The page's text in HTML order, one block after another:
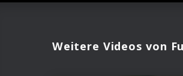
Weitere Videos von